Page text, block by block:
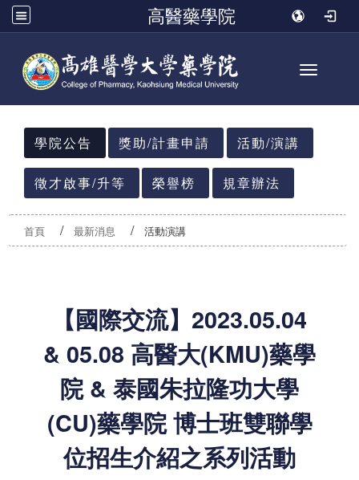
高醫藥學院
Toggle
:::
學院公告
獎助/計畫申請 活動/演講
徵才啟事/升等 榮譽榜 規章辦法
首頁 最新消息 活動演講
【國際交流】2023.05.04
& 05.08 高醫大(KMU)藥學
院 & 泰國朱拉隆功大學
(CU)藥學院 博士班雙聯學
位招生介紹之系列活動